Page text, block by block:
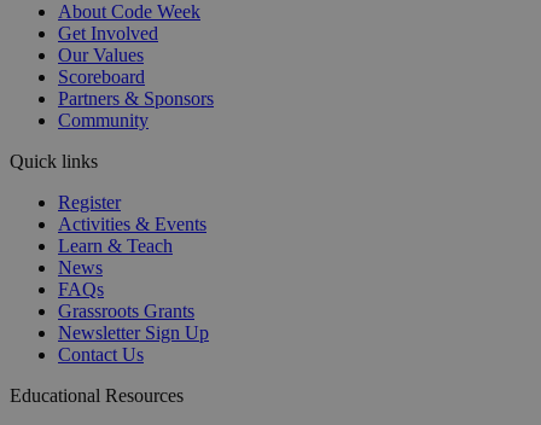
About Code Week
Get Involved
Our Values
Scoreboard
Partners & Sponsors
Community
Quick links
Register
Activities & Events
Learn & Teach
News
FAQs
Grassroots Grants
Newsletter Sign Up
Contact Us
Educational Resources